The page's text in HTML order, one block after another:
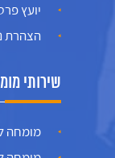
יועץ
הצהרת
שירותי
מומחה